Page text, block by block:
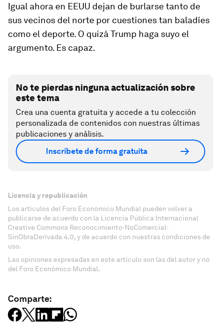
Igual ahora en EEUU dejan de burlarse tanto de
sus vecinos del norte por cuestiones tan baladíes
como el deporte. O quizá Trump haga suyo el
argumento. Es capaz.
No te pierdas ninguna actualización sobre
este tema
Crea una cuenta gratuita y accede a tu colección
personalizada de contenidos con nuestras últimas
publicaciones y análisis.
Inscríbete de forma gratuita
Licencia y republicación
Los artículos del Foro Económico Mundial pueden volver a
publicarse de acuerdo con la Licencia Pública Internacional
Creative Commons Reconocimiento-NoComercial-
SinObraDerivada 4.0, y de acuerdo con nuestras condiciones de
uso.
Las opiniones expresadas en este artículo son las del autor y no
del Foro Económico Mundial.
Comparte: